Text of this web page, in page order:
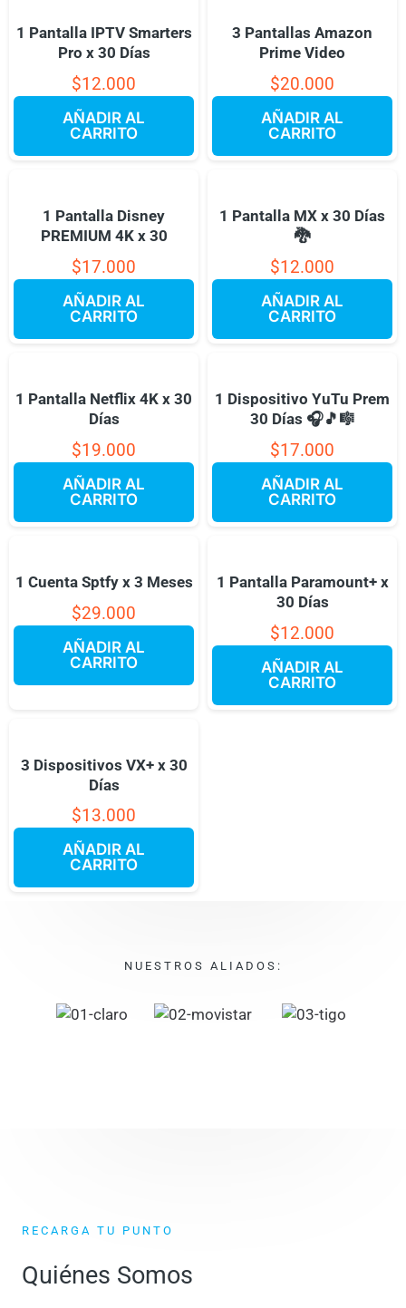
1 Pantalla IPTV Smarters
Pro x 30 Días
$12.000
AÑADIR AL
CARRITO
3 Pantallas Amazon
Prime Video
$20.000
AÑADIR AL
CARRITO
1 Pantalla Disney
PREMIUM 4K x 30
$17.000
AÑADIR AL
CARRITO
1 Pantalla MX x 30 Días
🐉
$12.000
AÑADIR AL
CARRITO
1 Pantalla Netflix 4K x 30
Días
$19.000
AÑADIR AL
CARRITO
1 Dispositivo YuTu Prem
30 Días 🎧🎵🎼
$17.000
AÑADIR AL
CARRITO
1 Cuenta Sptfy x 3 Meses
$29.000
AÑADIR AL
CARRITO
1 Pantalla Paramount+ x
30 Días
$12.000
AÑADIR AL
CARRITO
3 Dispositivos VX+ x 30
Días
$13.000
AÑADIR AL
CARRITO
NUESTROS ALIADOS:
RECARGA TU PUNTO
Quiénes Somos